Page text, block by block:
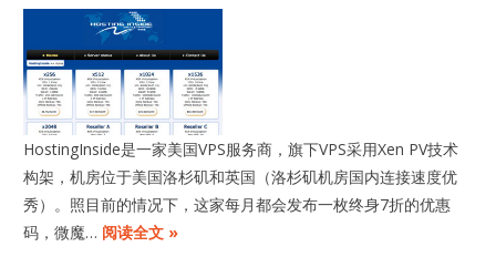
HostingInside是一家美国VPS服务商，旗下VPS采用Xen PV技术
构架，机房位于美国洛杉矶和英国（洛杉矶机房国内连接速度优
秀）。照目前的情况下，这家每月都会发布一枚终身7折的优惠
码，微魔… 阅读全文 »